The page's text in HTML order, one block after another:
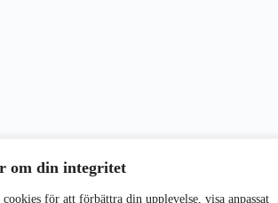
om din integritet
för att förbättra din upplevelse, visa anpassat